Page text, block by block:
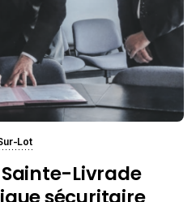
Lot
Livrade